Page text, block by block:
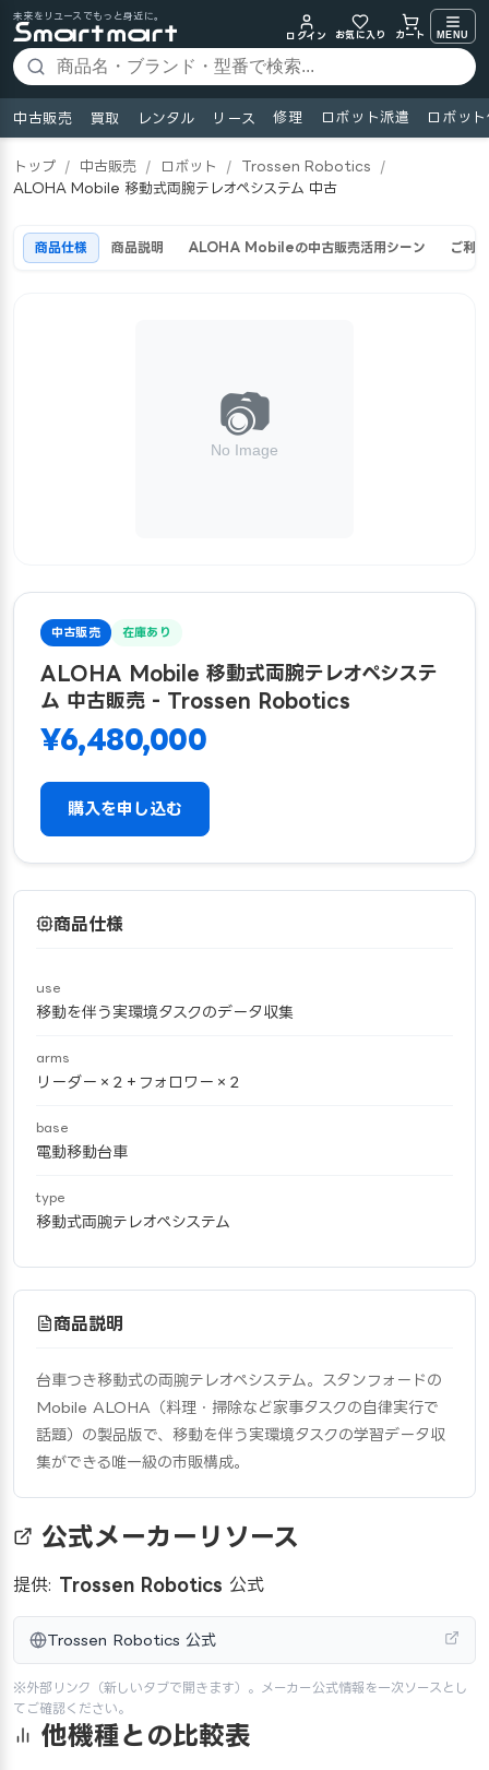
未来をリユースでもっと身近に。
ログイン
お気に入り カート MENU
中古販売 買取 レンタル リース 修理 ロボット派遣 ロボッ
トップ / 中古販売 / ロボット / Trossen Robotics
/
ALOHA Mobile 移動式両腕テレオペシステム 中古
商品仕様 商品説明 ALOHA Mobileの中古販売活用シーン ご利
中古販売 在庫あり
ALOHA Mobile 移動式両腕テレオペシステ
ム 中古販売 - Trossen Robotics
¥6,480,000
購入を申し込む
商品仕様
use
移動を伴う実環境タスクのデータ収集
arms
リーダー×2＋フォロワー×2
base
電動移動台車
type
移動式両腕テレオペシステム
商品説明
台車つき移動式の両腕テレオペシステム。スタンフォードの
Mobile ALOHA（料理・掃除など家事タスクの自律実行で
話題）の製品版で、移動を伴う実環境タスクの学習データ収
集ができる唯一級の市販構成。
公式メーカーリソース
提供: Trossen Robotics 公式
Trossen Robotics 公式
※外部リンク（新しいタブで開きます）。メーカー公式情報を一次ソースとし
てご確認ください。
他機種との比較表